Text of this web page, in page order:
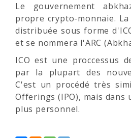
Le gouvernement
propre crypto-monnaie.
distribuée sous forme
et se nommera l'ARC
ICO est une proccessus
par la plupart des
C'est un procédé très
Offerings (IPO), mais
plus personnel.